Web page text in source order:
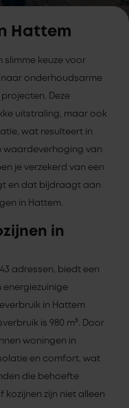
Hattem
slimme keuze voor
onderhoudsarme
Deze
uitstraling, maar ook
wat resulteert in
waardeverhoging van
je verzekerd van een
en dat bijdraagt aan
in Hattem.
in
adressen, biedt een
energiezuinige
in Hattem
is 980 m³. Door
woningen in
en comfort, wat
die behoefte
kozijnen zijn niet alleen